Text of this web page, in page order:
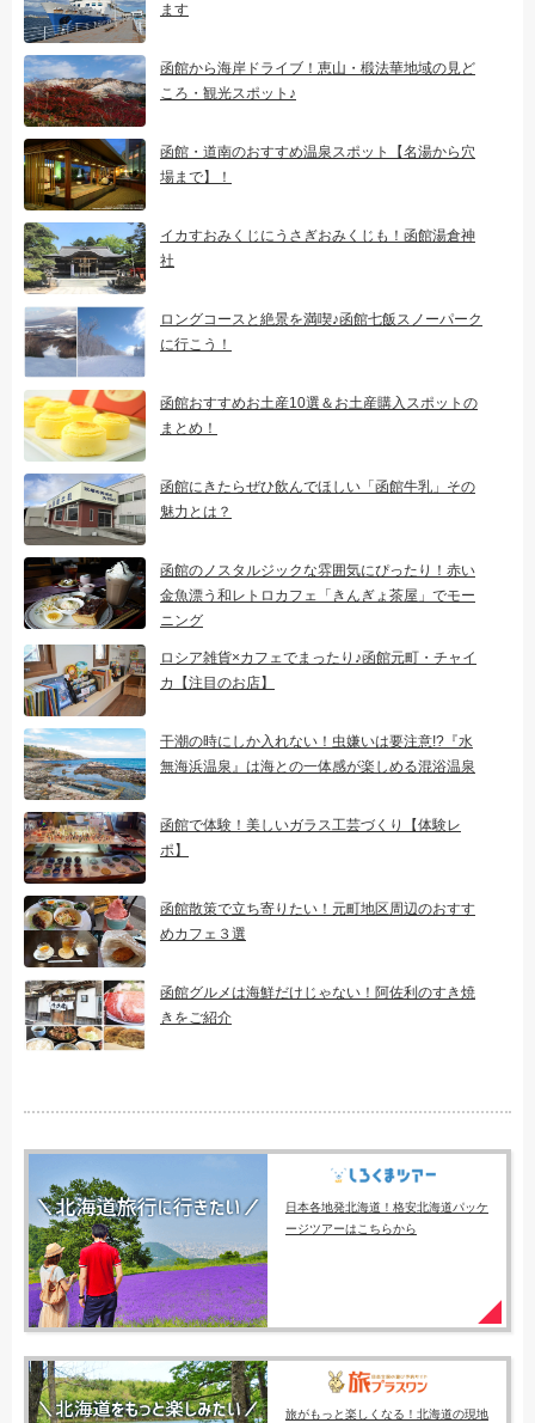
ます
函館から海岸ドライブ！恵山・椴法華地域の見ど
ころ・観光スポット♪
函館・道南のおすすめ温泉スポット【名湯から穴
場まで】！
イカすおみくじにうさぎおみくじも！函館湯倉神
社
ロングコースと絶景を満喫♪函館七飯スノーパーク
に行こう！
函館おすすめお土産10選＆お土産購入スポットの
まとめ！
函館にきたらぜひ飲んでほしい「函館牛乳」その
魅力とは？
函館のノスタルジックな雰囲気にぴったり！赤い
金魚漂う和レトロカフェ「きんぎょ茶屋」でモー
ニング
ロシア雑貨×カフェでまったり♪函館元町・チャイ
カ【注目のお店】
干潮の時にしか入れない！虫嫌いは要注意!?『水
無海浜温泉』は海との一体感が楽しめる混浴温泉
函館で体験！美しいガラス工芸づくり【体験レ
ポ】
函館散策で立ち寄りたい！元町地区周辺のおすす
めカフェ３選
函館グルメは海鮮だけじゃない！阿佐利のすき焼
きをご紹介
日本各地発北海道！格安北海道パッケ
ージツアーはこちらから
旅がもっと楽しくなる！北海道の現地